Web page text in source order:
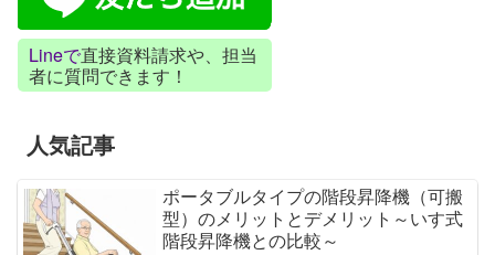
Lineで直接資料請求や、担当
者に質問できます！
人気記事
ポータブルタイプの階段昇降機（可搬
型）のメリットとデメリット～いす式
階段昇降機との比較～